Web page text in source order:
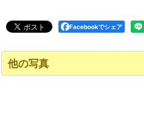
Facebookでシェア
他の写真